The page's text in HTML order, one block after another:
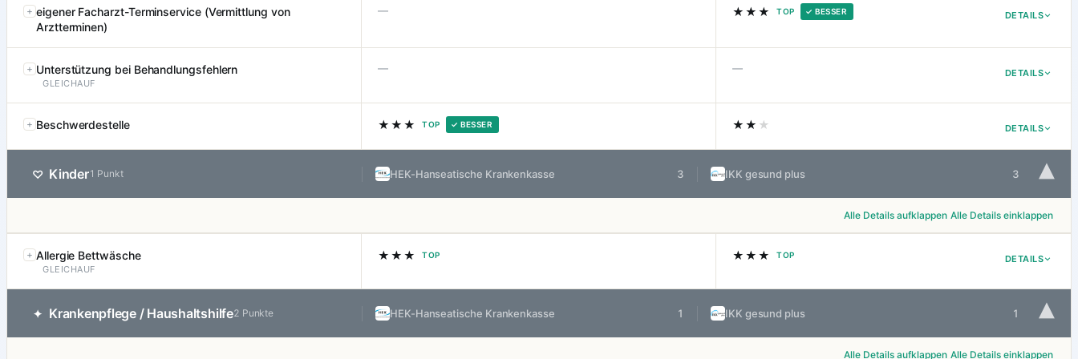
DETAILS
eigener Facharzt-Terminservice (Vermittlung von
Arztterminen)
— ★★★ TOP ✓ BESSER
DETAILS
Unterstützung bei Behandlungsfehlern
GLEICHAUF
— —
DETAILS
Beschwerdestelle ★★★ TOP ✓ BESSER ★★ ★
♡ Kinder1 Punkt HEK-Hanseatische Krankenkasse 3 IKK gesund plus 3 ▾
Alle Details aufklappen Alle Details einklappen
DETAILS
Allergie Bettwäsche
GLEICHAUF
★★★ TOP ★★★ TOP
✦ Krankenpflege / Haushaltshilfe2 Punkte HEK-Hanseatische Krankenkasse 1 IKK gesund plus 1 ▾
Alle Details aufklappen Alle Details einklappen